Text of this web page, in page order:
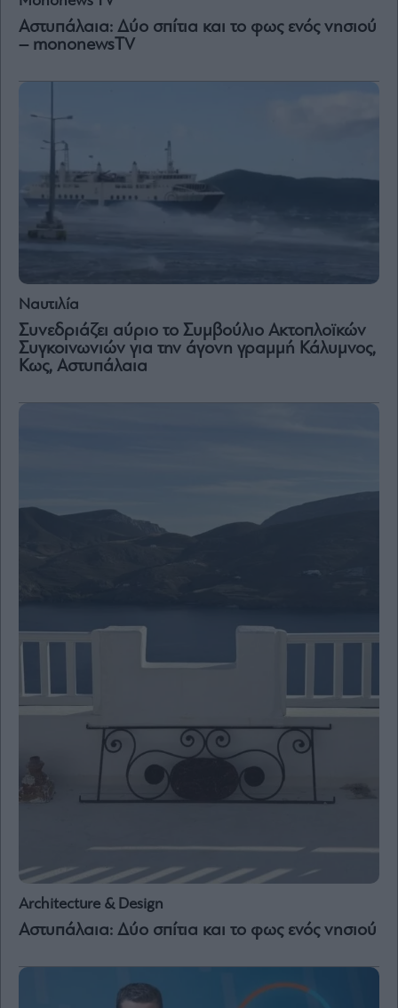
and
of
apply.
Αστυπάλαια: Δύο σπίτια και το φως ενός νησιού
– mononewsTV
Ναυτιλία
Συνεδριάζει αύριο το Συμβούλιο Ακτοπλοϊκών
Συγκοινωνιών για την άγονη γραμμή Κάλυμνος,
Κως, Αστυπάλαια
Architecture & Design
Αστυπάλαια: Δύο σπίτια και το φως ενός νησιού